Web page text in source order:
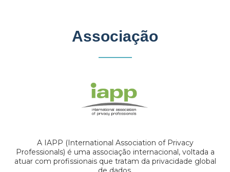
Associação
A IAPP (International Association of Privacy
Professionals) é uma associação internacional, voltada a
atuar com profissionais que tratam da privacidade global